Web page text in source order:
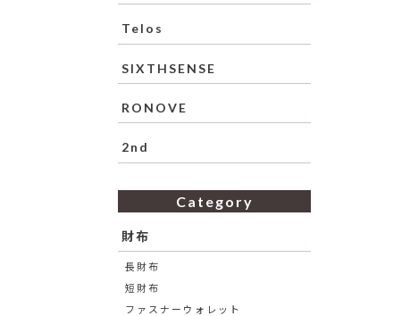
Telos
SIXTHSENSE
RONOVE
2nd
Category
財布
長財布
短財布
ファスナーウォレット